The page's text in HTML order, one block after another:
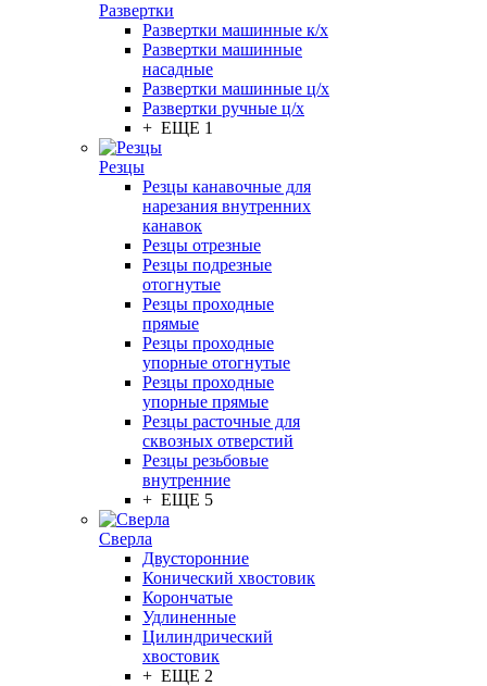
Развертки
Развертки машинные к/х
Развертки машинные
насадные
Развертки машинные ц/х
Развертки ручные ц/х
+ ЕЩЕ 1
Резцы
Резцы канавочные для
нарезания внутренних
канавок
Резцы отрезные
Резцы подрезные
отогнутые
Резцы проходные
прямые
Резцы проходные
упорные отогнутые
Резцы проходные
упорные прямые
Резцы расточные для
сквозных отверстий
Резцы резьбовые
внутренние
+ ЕЩЕ 5
Сверла
Двусторонние
Конический хвостовик
Корончатые
Удлиненные
Цилиндрический
хвостовик
+ ЕЩЕ 2